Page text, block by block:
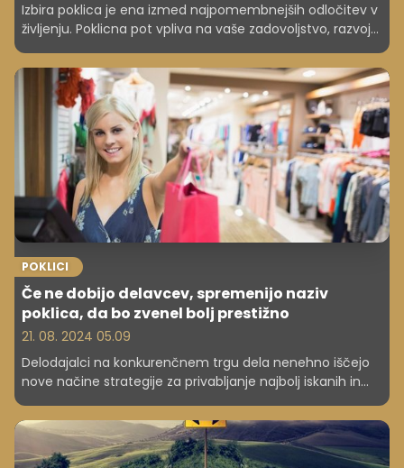
Izbira poklica je ena izmed najpomembnejših odločitev v
življenju. Poklicna pot vpliva na vaše zadovoljstvo, razvoj
in kakovost življenja, zato je pomembno, da se odločite
premišljeno in na podlagi svojih vrednot, interesov ter
sposobnosti. Čeprav se zdi odločitev težka, lahko s
pravim pristopom najdete poklic, ki vam bo omogočal
uspeh in osebno zadovoljstvo.
POKLICI
Če ne dobijo delavcev, spremenijo naziv
poklica, da bo zvenel bolj prestižno
21. 08. 2024 05.09
Delodajalci na konkurenčnem trgu dela nenehno iščejo
nove načine strategije za privabljanje najbolj iskanih in
najboljših kadrov. Ena izmed taktik je tudi uporaba
prestižnih in prenovljenih nazivov poklicev v zaposlitvenih
oglasih, ki se pojavljajo v želji povečati privlačnost
delovnega mesta in obenem tudi ugled podjetja.